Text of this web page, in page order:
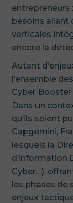
entrepreneurs
besoins allant
verticales
encore la
Autant
l’ensemble
Cyber
Dans un
qu’ils soient
Capgemini,
lesquels la
d’information
Cyber…),
les phases de
enjeux